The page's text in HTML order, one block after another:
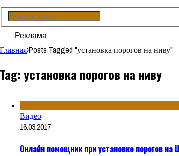
Реклама
Главная›Posts Tagged "установка порогов на ниву"
Tag: установка порогов на ниву
Видео
16.03.2017
Онлайн помощник при установке порогов